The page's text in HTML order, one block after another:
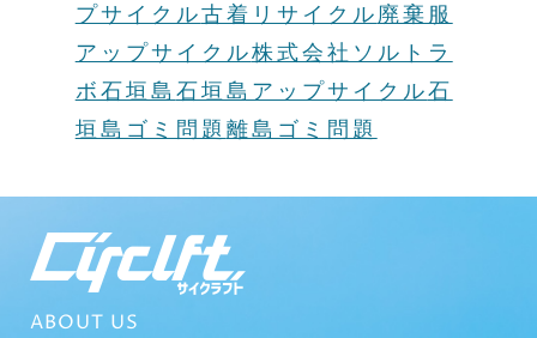
プサイクル古着リサイクル廃棄服
アップサイクル株式会社ソルトラ
ボ石垣島 石垣島アップサイクル石
垣島ゴミ問題 離島ゴミ問題
ABOUT US